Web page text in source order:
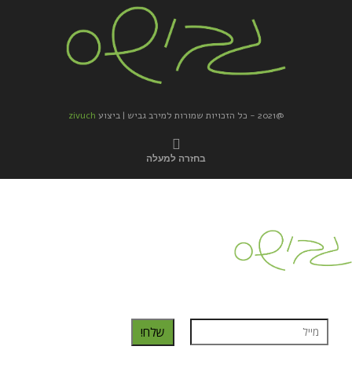
@2021 - כל הזכויות שמורות למירב גביש | ביצוע zivuch
בחזרה למעלה
שלח!